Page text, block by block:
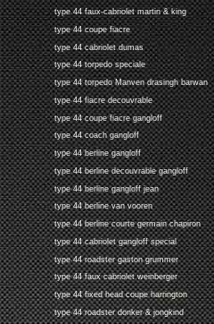
type 44 faux-cabriolet martin & king
type 44 coupe fiacre
type 44 cabriolet dumas
type 44 torpedo speciale
type 44 torpedo Manven drasingh barwan
type 44 fiacre decouvrable
type 44 coupe fiacre gangloff
type 44 coach gangloff
type 44 berline gangloff
type 44 berline decouvrable gangloff
type 44 berline gangloff jean
type 44 berline van vooren
type 44 berline courte germain chapiron
type 44 cabriolet gangloff special
type 44 roadster gaston grummer
type 44 faux cabriolet weinberger
type 44 fixed head coupe harrington
type 44 roadster donker & jongkind